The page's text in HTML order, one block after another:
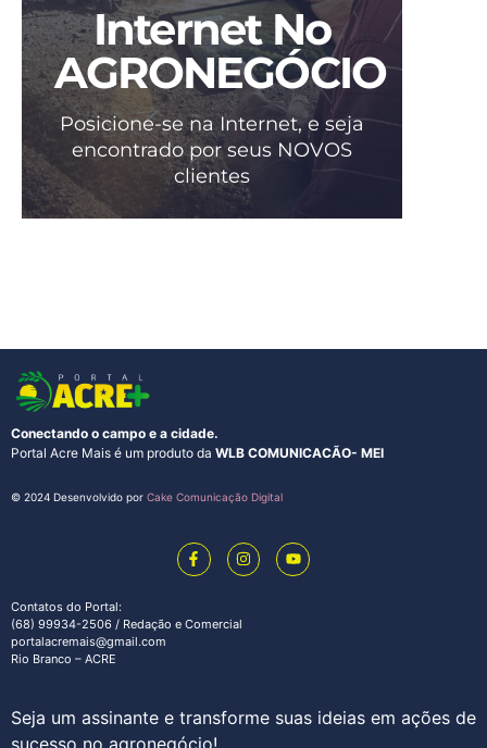
Internet No
AGRONEGÓCIO
Posicione-se na Internet, e seja
encontrado por seus NOVOS
clientes
Conectando o campo e a cidade.
Portal Acre Mais é um produto da WLB COMUNICACÃO- MEI
© 2024 Desenvolvido por Cake Comunicação Digital
Contatos do Portal:
(68) 99934-2506 / Redação e Comercial
portalacremais@gmail.com
Rio Branco – ACRE
Seja um assinante e transforme suas ideias em ações de